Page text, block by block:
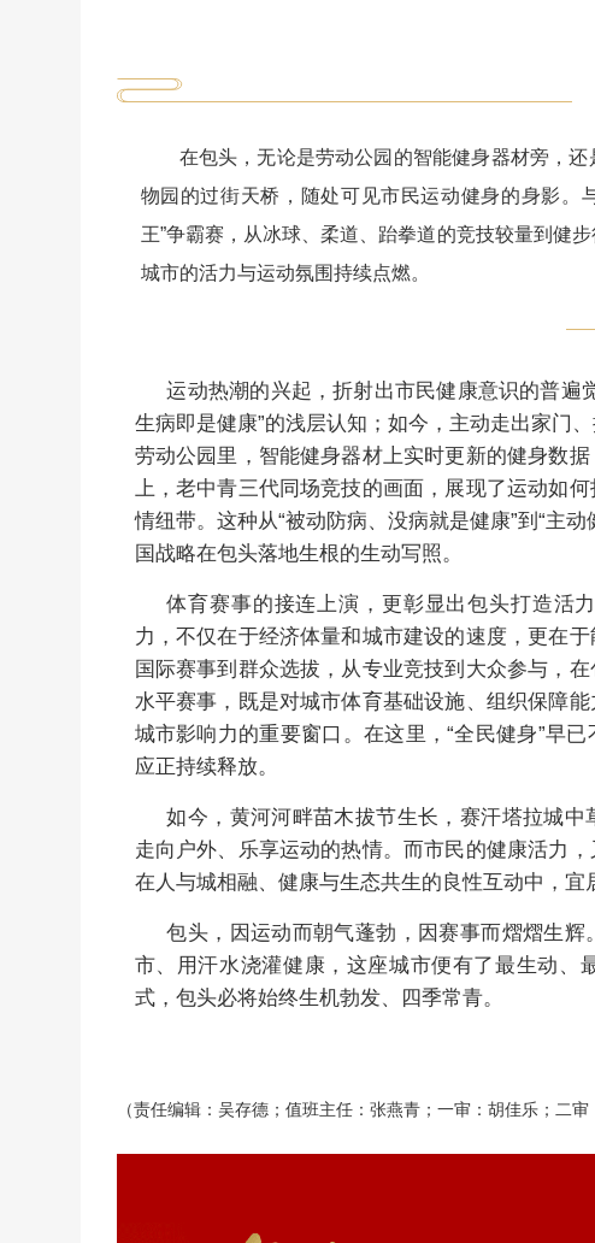
在包头，无论是劳动公园的智能健身器材旁，
物园的过街天桥，随处可见市民运动健身的身影。
王”争霸赛，从冰球、柔道、跆拳道的竞技较量到健
城市的活力与运动氛围持续点燃。
运动热潮的兴起，折射出市民健康意识的普遍
生病即是健康”的浅层认知；如今，主动走出家门
劳动公园里，智能健身器材上实时更新的健身数
上，老中青三代同场竞技的画面，展现了运动如
情纽带。这种从“被动防病、没病就是健康”到“主
国战略在包头落地生根的生动写照。
体育赛事的接连上演，更彰显出包头打造活
力，不仅在于经济体量和城市建设的速度，更在
国际赛事到群众选拔，从专业竞技到大众参与，
水平赛事，既是对城市体育基础设施、组织保障
城市影响力的重要窗口。在这里，“全民健身”早
应正持续释放。
如今，黄河河畔苗木拔节生长，赛汗塔拉城
走向户外、乐享运动的热情。而市民的健康活力
在人与城相融、健康与生态共生的良性互动中，宜
包头，因运动而朝气蓬勃，因赛事而熠熠生
市、用汗水浇灌健康，这座城市便有了最生动、
式，包头必将始终生机勃发、四季常青。
（责任编辑：吴存德；值班主任：张燕青；一审：胡佳乐；二审